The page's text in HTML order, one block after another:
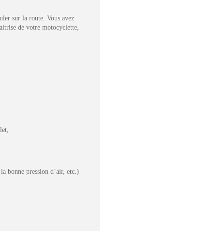
sur la route. Vous avez
de votre motocyclette,
bonne pression d’air, etc.)